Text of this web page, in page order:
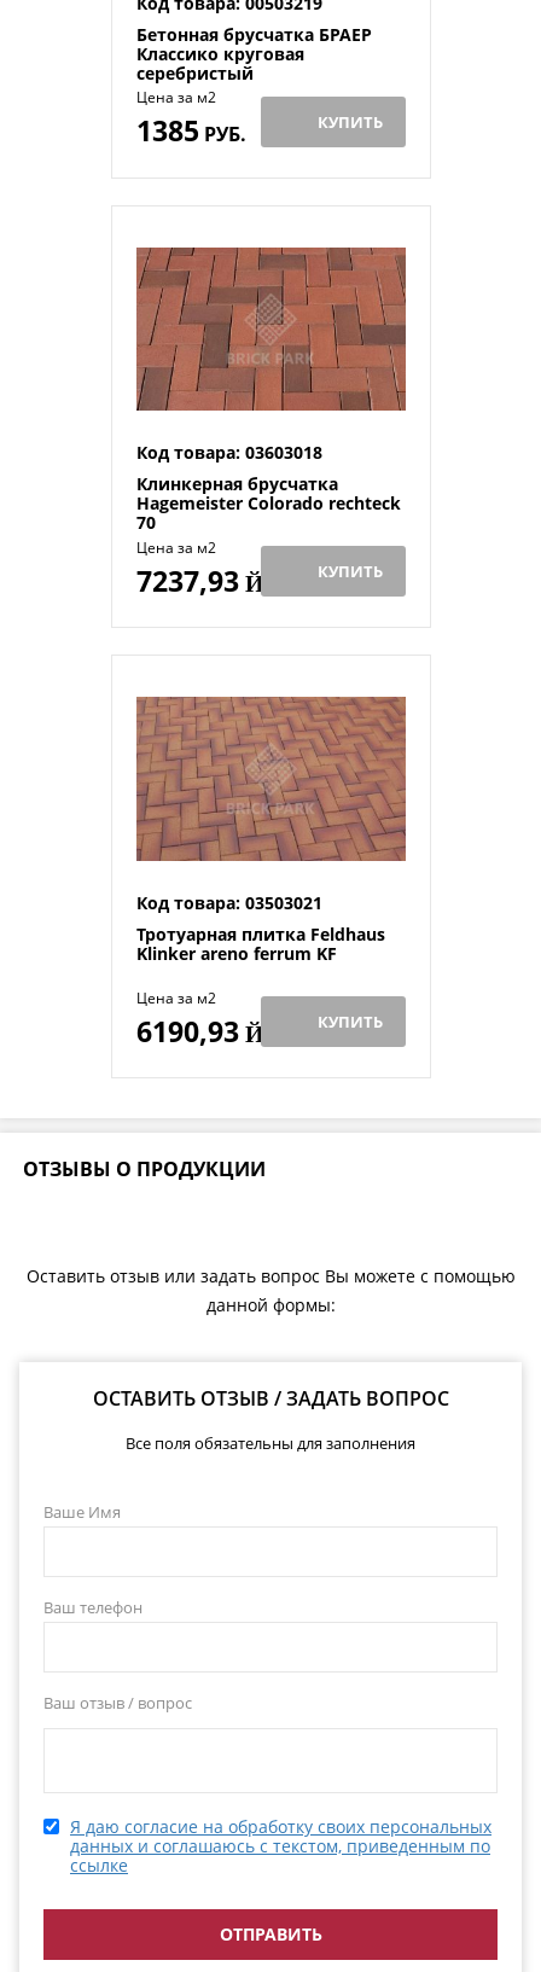
Бетонная брусчатка БРАЕР
Классико круговая
серебристый
Цена за м2
1385 РУБ. КУПИТЬ
Код товара: 03603018
Клинкерная брусчатка
Hagemeister Colorado rechteck
70
Цена за м2
7237,93Й КУПИТЬ
Код товара: 03503021
Тротуарная плитка Feldhaus
Klinker areno ferrum KF
Цена за м2
6190,93Й КУПИТЬ
ОТЗЫВЫ О ПРОДУКЦИИ
Оставить отзыв или задать вопрос Вы можете с помощью
данной формы:
ОСТАВИТЬ ОТЗЫВ / ЗАДАТЬ ВОПРОС
Все поля обязательны для заполнения
Ваше Имя
Ваш телефон
Ваш отзыв / вопрос
Я даю согласие на обработку своих персональных
данных и соглашаюсь с текстом, приведенным по
ссылке